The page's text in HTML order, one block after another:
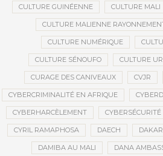
CULTURE GUINÉENNE CULTURE MALI
CULTURE MALIENNE
CULTURE NUMÉRIQUE
CULTURE SÉNOUFO CULTURE
CURAGE DES CANIVEAUX CVJR
CYBERCRIMINALITÉ EN AFRIQUE
CYBERHARCÈLEMENT CYBERSÉCURITÉ
CYRIL RAMAPHOSA DAECH DAKAR
DAMIBA AU MALI DANA